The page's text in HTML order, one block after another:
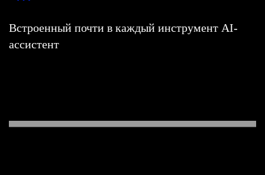
Встроенный почти в каждый инструмент AI-
ассистент